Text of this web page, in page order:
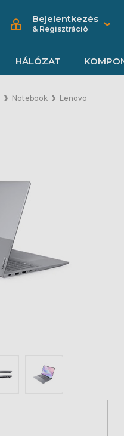
Bejelentkezés
& Regisztráció
HÁLÓZAT
Notebook Lenovo